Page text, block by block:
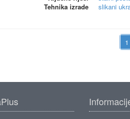
Tehnika izrade
slikani